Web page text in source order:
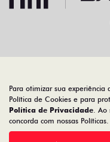
Para otimizar sua
Política de Cookies e para
Política de Privacidade. Ao
concorda com nossas Políticas.